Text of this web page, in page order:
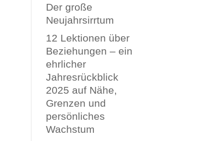
Der große
Neujahrsirrtum
12 Lektionen über
Beziehungen – ein
ehrlicher
Jahresrückblick
2025 auf Nähe,
Grenzen und
persönliches
Wachstum